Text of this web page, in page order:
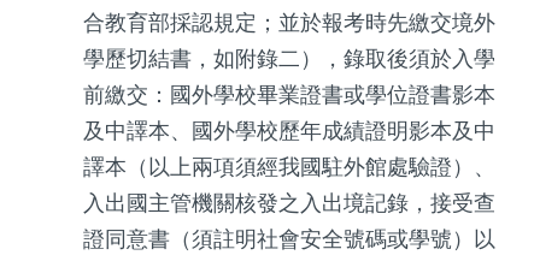
合教育部採認規定；並於報考時先繳交境外
學歷切結書，如附錄二），錄取後須於入學
前繳交：國外學校畢業證書或學位證書影本
及中譯本、國外學校歷年成績證明影本及中
譯本（以上兩項須經我國駐外館處驗證）、
入出國主管機關核發之入出境記錄，接受查
證同意書（須註明社會安全號碼或學號）以